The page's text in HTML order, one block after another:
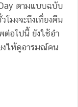
ตามแบบฉบับ
โมงจะถึงเที่ยงคืน
ต่อไปนี้ ยังใช้อำ
งให้ดูอารมณ์คน